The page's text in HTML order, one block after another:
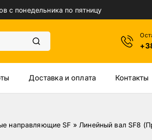
с понедельника по пятницу
Доставка и оплата Контакты
направляющие SF » Линейный вал SF8